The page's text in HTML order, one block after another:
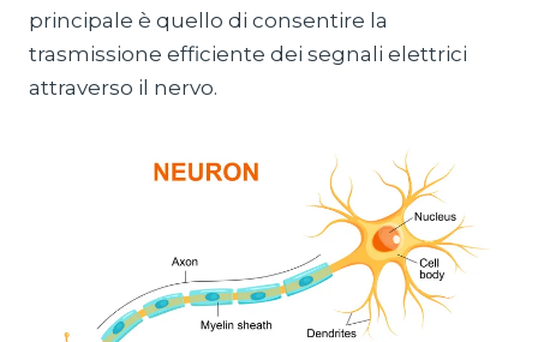
principale è quello di consentire la
trasmissione efficiente dei segnali elettrici
attraverso il nervo.